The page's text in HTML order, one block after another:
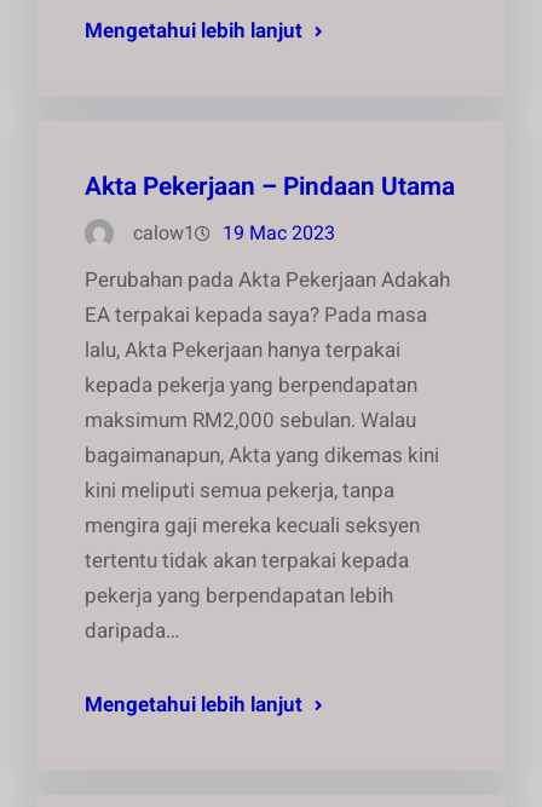
Mengetahui lebih lanjut
Akta Pekerjaan – Pindaan Utama
calow1 19 Mac 2023
Perubahan pada Akta Pekerjaan Adakah
EA terpakai kepada saya? Pada masa
lalu, Akta Pekerjaan hanya terpakai
kepada pekerja yang berpendapatan
maksimum RM2,000 sebulan. Walau
bagaimanapun, Akta yang dikemas kini
kini meliputi semua pekerja, tanpa
mengira gaji mereka kecuali seksyen
tertentu tidak akan terpakai kepada
pekerja yang berpendapatan lebih
daripada…
Mengetahui lebih lanjut